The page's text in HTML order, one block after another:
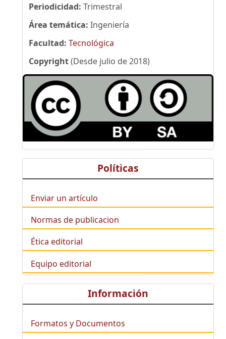
Periodicidad: Trimestral
Área temática: Ingeniería
Facultad: Tecnológica
Copyright(Desde julio de 2018)
Políticas
Enviar un artículo
Normas de publicacion
Ética editorial
Equipo editorial
Información
Formatos y Documentos